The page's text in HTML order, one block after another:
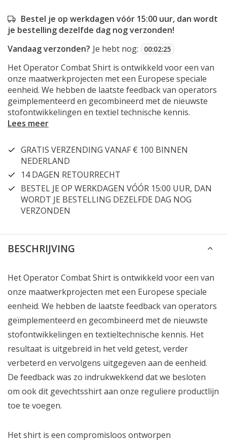
Bestel je op werkdagen vóór 15:00 uur, dan wordt
je bestelling dezelfde dag nog verzonden!
Vandaag verzonden? Je hebt nog: 00:02:24
Het Operator Combat Shirt is ontwikkeld voor een van
onze maatwerkprojecten met een Europese speciale
eenheid. We hebben de laatste feedback van operators
geïmplementeerd en gecombineerd met de nieuwste
stofontwikkelingen en textiel technische kennis.
Lees meer
GRATIS VERZENDING VANAF € 100 BINNEN
NEDERLAND
14 DAGEN RETOURRECHT
BESTEL JE OP WERKDAGEN VÓÓR 15:00 UUR, DAN
WORDT JE BESTELLING DEZELFDE DAG NOG
VERZONDEN
BESCHRIJVING
Het Operator Combat Shirt is ontwikkeld voor een van
onze maatwerkprojecten met een Europese speciale
eenheid. We hebben de laatste feedback van operators
geïmplementeerd en gecombineerd met de nieuwste
stofontwikkelingen en textieltechnische kennis. Het
resultaat is uitgebreid in het veld getest, verder
verbeterd en vervolgens uitgegeven aan de eenheid.
De feedback was zo indrukwekkend dat we besloten
om ook dit gevechtsshirt aan onze reguliere productlijn
toe te voegen.
Het shirt is een compromisloos ontworpen